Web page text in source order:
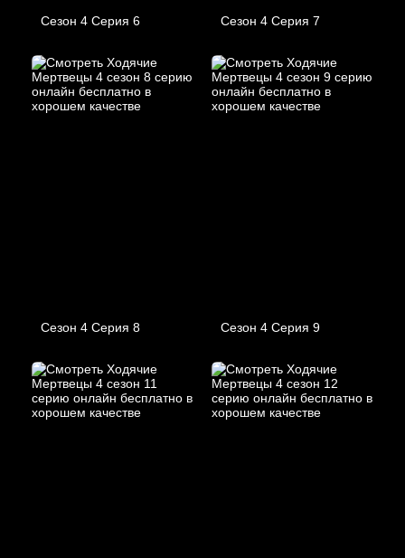
Сезон 4 Серия 6 Сезон 4 Серия 7
Сезон 4 Серия 8 Сезон 4 Серия 9